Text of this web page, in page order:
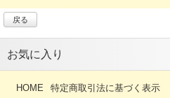
戻る
お気に入り
HOME 特定商取引法に基づく表示